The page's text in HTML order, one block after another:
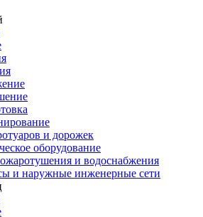
и дорожек
оборудование
и водоснабжения
и наружные инженерные сети